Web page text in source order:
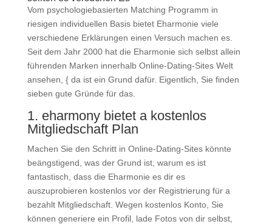
Vom psychologiebasierten Matching Programm in
riesigen individuellen Basis bietet Eharmonie viele
verschiedene Erklärungen einen Versuch machen es.
Seit dem Jahr 2000 hat die Eharmonie sich selbst allein
führenden Marken innerhalb Online-Dating-Sites Welt
ansehen, { da ist ein Grund dafür. Eigentlich, Sie finden
sieben gute Gründe für das.
1. eharmony bietet a kostenlos
Mitgliedschaft Plan
Machen Sie den Schritt in Online-Dating-Sites könnte
beängstigend, was der Grund ist, warum es ist
fantastisch, dass die Eharmonie es dir es
auszuprobieren kostenlos vor der Registrierung für a
bezahlt Mitgliedschaft. Wegen kostenlos Konto, Sie
können generiere ein Profil, lade Fotos von dir selbst,